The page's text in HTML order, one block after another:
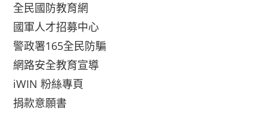
全民國防教育網
國軍人才招募中心
警政署165全民防騙
網路安全教育宣導
iWIN 粉絲專頁
捐款意願書